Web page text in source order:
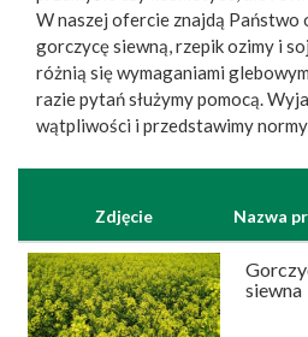
W naszej ofercie znajdą Państwo
gorczycę siewną, rzepik ozimy i
różnią się wymaganiami
razie pytań służymy pomocą.
wątpliwości i przedstawimy
Zdjęcie Nazwa
siewna